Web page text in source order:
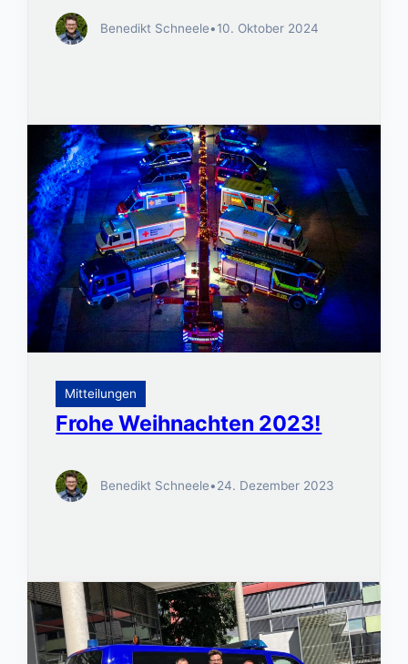
Benedikt Schneele•10. Oktober 2024
Mitteilungen
Frohe Weihnachten 2023!
Benedikt Schneele•24. Dezember 2023